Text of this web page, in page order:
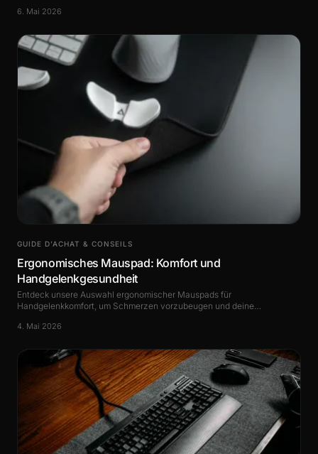
6. Mai 2026
GUIDE D’ACHAT & CONSEILS
Ergonomisches Mauspad: Komfort und
Handgelenkgesundheit
Entdeck unsere Auswahl ergonomischer Mauspads für
Handgelenkkomfort, um Schmerzen vorzubeugen und deine
4. Mai 2026